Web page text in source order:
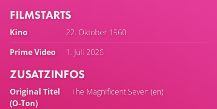
FILMSTARTS
Kino
22. Oktober 1960
Prime Video
1. Juli 2026
ZUSATZINFOS
Original Titel
(O-Ton)
The Magnificent Seven (en)